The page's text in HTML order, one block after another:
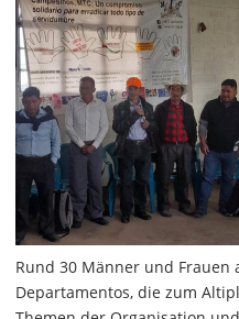
Rund 30 Männer und Frauen
Departamentos, die zum